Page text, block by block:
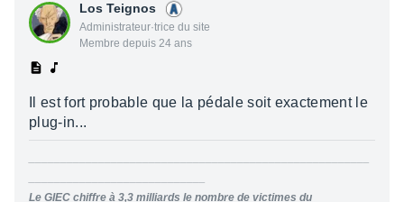
Los Teignos
Administrateur·trice du site
Membre depuis 24 ans
Il est fort probable que la pédale soit exactement le
plug-in...
Le GIEC chiffre à 3,3 milliards le nombre de victimes du